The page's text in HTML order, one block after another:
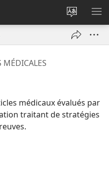
Changer
la
langue
MÉDICALES
médicaux évalués par
traitant de stratégies